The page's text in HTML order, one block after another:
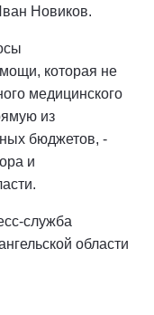
Новиков.
которая не
медицинского
из
бюджетов, -
и
служба
области